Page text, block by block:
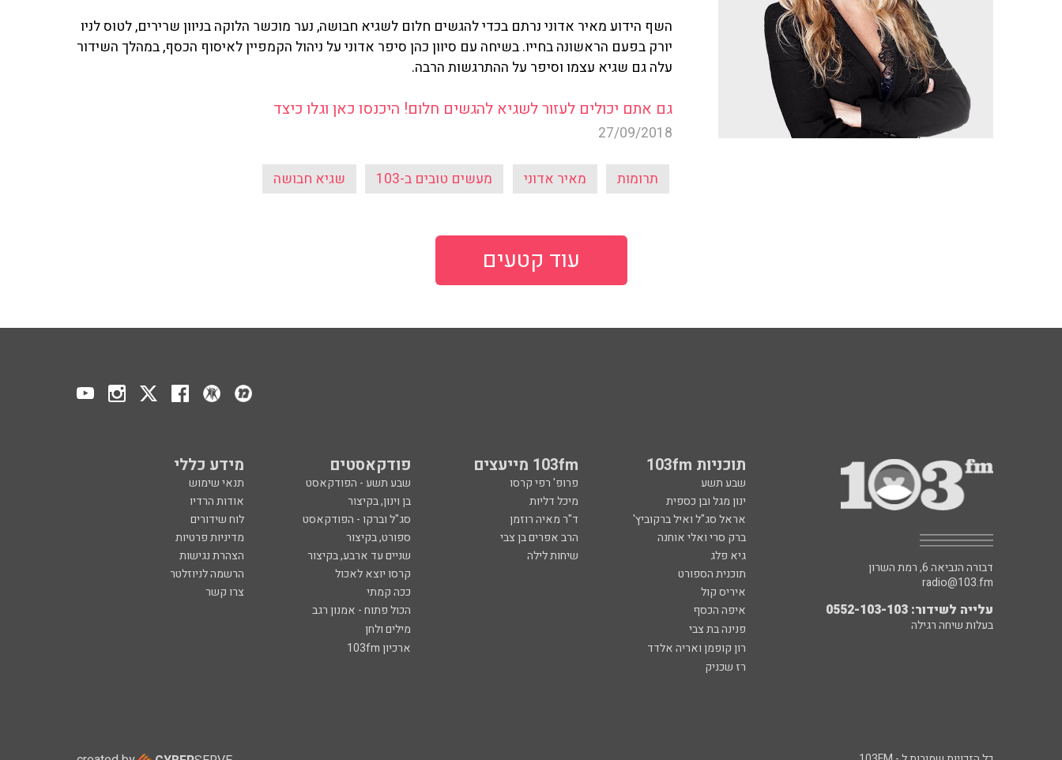
השף הידוע מאיר אדוני נרתם בכדי להגשים חלום לשגיא חבושה, נער מוכשר הלוקה בניוון שרירים, לטוס לניו
יורק בפעם הראשונה בחייו. בשיחה עם סיוון כהן סיפר אדוני על ניהול הקמפיין לאיסוף הכסף, במהלך השידור
עלה גם שגיא עצמו וסיפר על ההתרגשות הרבה.
גם אתם יכולים לעזור לשגיא להגשים חלום! היכנסו כאן וגלו כיצד
27/09/2018
תרומות מאיר אדוני מעשים טובים ב-103 שגיא חבושה
עוד קטעים
תוכניות 103fm 103fm מייעצים פודקאסטים מידע כללי
שבע תשע פרופ' רפי קרסו שבע תשע - הפודקאסט
תנאי שימוש
ינון מגל ובן כספית
מיכל דליות בן וינון, בקיצור
אודות הרדיו
אראל סג"ל ואיל ברקוביץ'
ד"ר מאיה רוזמן סג"ל וברקו - הפודקאסט
לוח שידורים
ברק סרי ואלי אוחנה
הרב אפרים בן צבי ספורט, בקיצור
מדיניות פרטיות
גיא פלג
שיחות לילה שניים עד ארבע, בקיצור
הצהרת נגישות
תוכנית הספורט
קרסו יוצא לאכול
הרשמה לניוזלטר
איריס קול
ככה קמתי
צרו קשר
איפה הכסף
הכול פתוח - אמנון רגב
פנינה בת צבי
מילים ולחן
רון קופמן ואריה אלדד
ארכיון 103fm
רז שכניק
דבורה הנביאה 6, רמת השרון
radio@103.fm
עלייה לשידור: 0552-103-103
בעלות שיחה רגילה